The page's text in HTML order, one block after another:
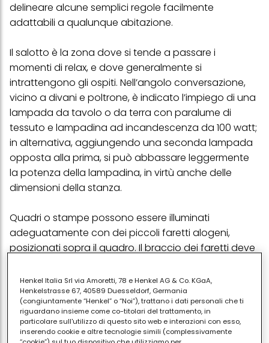
delineare alcune semplici regole facilmente
adattabili a qualunque abitazione.
Il salotto è la zona dove si tende a passare i
momenti di relax, e dove generalmente si
intrattengono gli ospiti. Nell’angolo conversazione,
vicino a divani e poltrone, è indicato l’impiego di una
lampada da tavolo o da terra con paralume di
tessuto e lampadina ad incandescenza da 100 watt;
in alternativa, aggiungendo una seconda lampada
opposta alla prima, si può abbassare leggermente
la potenza della lampadina, in virtù anche delle
dimensioni della stanza.
Quadri o stampe possono essere illuminati
adeguatamente con dei piccoli faretti alogeni,
posizionati sopra il quadro. Il braccio dei faretti deve
proietterà la sua ombra. Un’altra possibilità è quella
di disporre i faretti (in questo caso non è più
importante che sporgano), appesi al soffitto inclinati
di 45 gradi verso i quadri che devono illuminare. Altro
punto molto sottovalutato ma causa di disturbi alla
Henkel Italia Srl via Amoretti, 78 e Henkel AG & Co. KGaA,
Henkelstrasse 67, 40589 Duesseldorf, Germania
(congiuntamente “Henkel” o “Noi”), trattano i dati personali che ti
riguardano insieme come co-titolari del trattamento, in
particolare sull'utilizzo di questo sito web e interazioni con esso,
inserendo cookie e altre tecnologie simili (complessivamente